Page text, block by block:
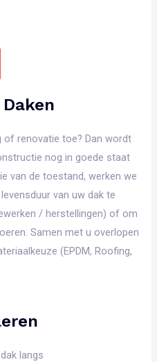
of renovatie toe? Dan wordt
nog in goede staat
van de toestand, werken we
van uw dak te
/ herstellingen) of om
Samen met u overlopen
(EPDM, Roofing,
langs